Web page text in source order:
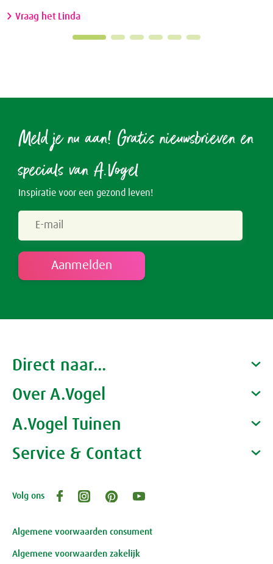
Vraag het Linda
Meld je nu aan! Gratis nieuwsbrieven en
specials van A.Vogel
Inspiratie voor een gezond leven!
Direct naar...
Producten
Gezondheidscoaches
Over A.Vogel
Alfred Vogel
Waarom A.Vogel kiezen
A.Vogel Tuinen
Over A.Vogel tuinen
Openingstijden, route en adres
Service & Contact
Klantenservice webwinkel
Review-richtlijnen
Volg ons
Algemene voorwaarden consument
Algemene voorwaarden zakelijk